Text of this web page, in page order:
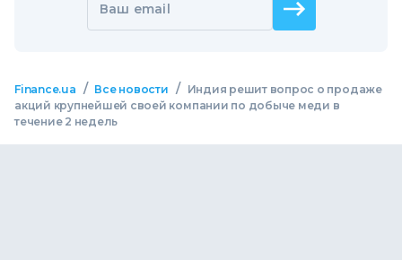
Ваш email
Finance.ua / Все новости /
Индия решит вопрос о продаже
акций крупнейшей своей компании по добыче меди в
течение 2 недель